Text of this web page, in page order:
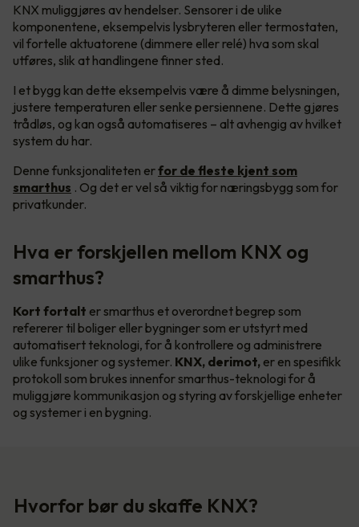
KNX muliggjøres av hendelser. Sensorer i de ulike
komponentene, eksempelvis lysbryteren eller termostaten,
vil fortelle aktuatorene (dimmere eller relé) hva som skal
utføres, slik at handlingene finner sted.
I et bygg kan dette eksempelvis være å dimme belysningen,
justere temperaturen eller senke persiennene. Dette gjøres
trådløs, og kan også automatiseres – alt avhengig av hvilket
system du har.
Denne funksjonaliteten erfor de fleste kjent som
smarthus . Og det er vel så viktig for næringsbygg som for
privatkunder.
Hva er forskjellen mellom KNX og
smarthus?
Kort fortalt er smarthus et overordnet begrep som
refererer til boliger eller bygninger som er utstyrt med
automatisert teknologi, for å kontrollere og administrere
ulike funksjoner og systemer. KNX, derimot, er en spesifikk
protokoll som brukes innenfor smarthus-teknologi for å
muliggjøre kommunikasjon og styring av forskjellige enheter
og systemer i en bygning.
Hvorfor bør du skaffe KNX?